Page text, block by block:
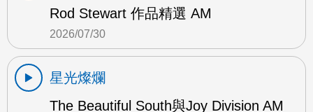
Rod Stewart 作品精選 AM
2026/07/30
星光燦爛
The Beautiful South與Joy Division AM